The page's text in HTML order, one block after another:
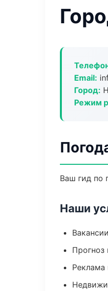
Email:
Город:
Режим
Ваш гид по
Наши
Прогноз
Реклама